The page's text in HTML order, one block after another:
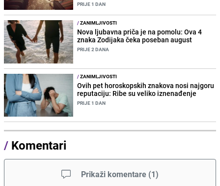
PRIJE 1 DAN
/ZANIMLJIVOSTI
Nova ljubavna priča je na pomolu: Ova 4
znaka Zodijaka čeka poseban august
PRIJE 2 DANA
/ZANIMLJIVOSTI
Ovih pet horoskopskih znakova nosi najgoru
reputaciju: Ribe su veliko iznenađenje
PRIJE 1 DAN
/ Komentari
Prikaži komentare (1)